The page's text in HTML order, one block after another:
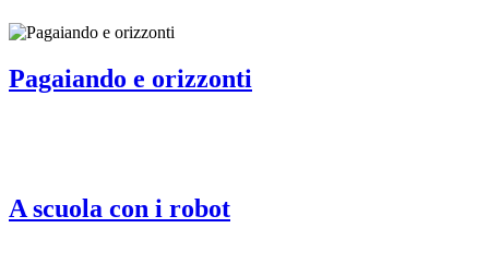
Pagaiando e orizzonti
A scuola con i robot